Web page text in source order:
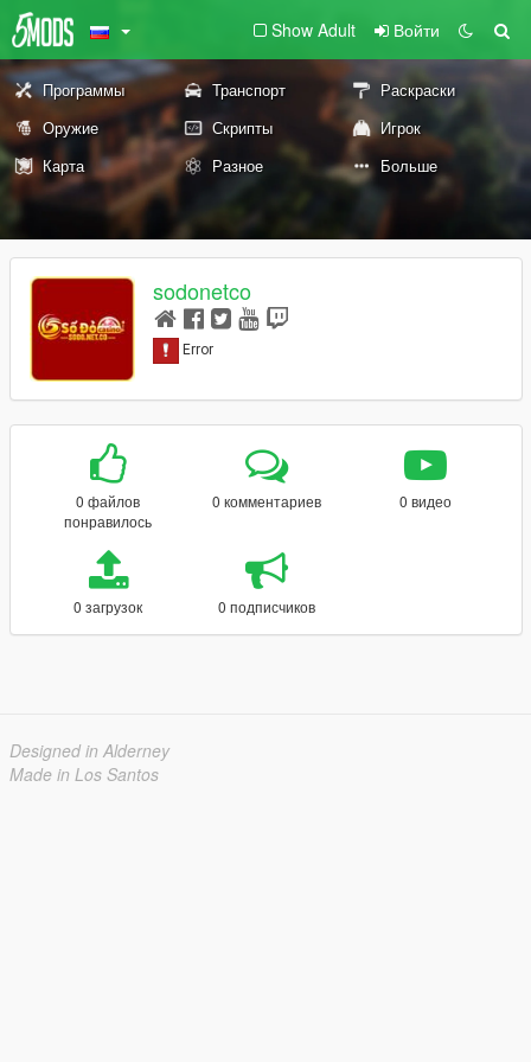
Show Adult Войти
Программы Транспорт
Раскраски
Оружие
Скрипты
Игрок
Карта
Разное Больше
sodonetco
0 файлов
понравилось
0 комментариев 0 видео
0 загрузок 0 подписчиков
Designed in Alderney
Made in Los Santos